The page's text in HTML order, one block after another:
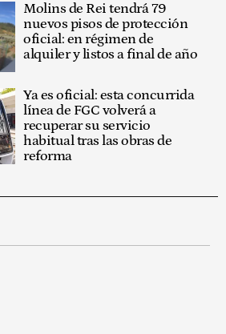
Molins de Rei tendrá 79
nuevos pisos de protección
oficial: en régimen de
alquiler y listos a final de año
Ya es oficial: esta concurrida
línea de FGC volverá a
recuperar su servicio
habitual tras las obras de
reforma